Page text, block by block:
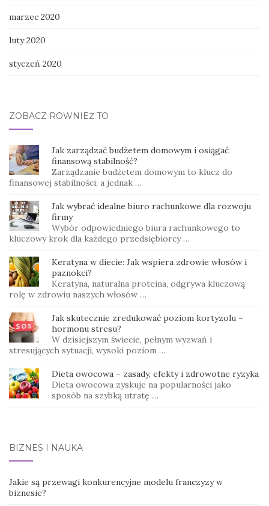
marzec 2020
luty 2020
styczeń 2020
ZOBACZ RÓWNIEŻ TO
Jak zarządzać budżetem domowym i osiągać
finansową stabilność?
Zarządzanie budżetem domowym to klucz do
finansowej stabilności, a jednak …
Jak wybrać idealne biuro rachunkowe dla rozwoju
firmy
Wybór odpowiedniego biura rachunkowego to
kluczowy krok dla każdego przedsiębiorcy …
Keratyna w diecie: Jak wspiera zdrowie włosów i
paznokci?
Keratyna, naturalna proteina, odgrywa kluczową
rolę w zdrowiu naszych włosów …
Jak skutecznie zredukować poziom kortyzolu –
hormonu stresu?
W dzisiejszym świecie, pełnym wyzwań i
stresujących sytuacji, wysoki poziom …
Dieta owocowa – zasady, efekty i zdrowotne ryzyka
Dieta owocowa zyskuje na popularności jako
sposób na szybką utratę …
BIZNES I NAUKA
Jakie są przewagi konkurencyjne modelu franczyzy w
biznesie?